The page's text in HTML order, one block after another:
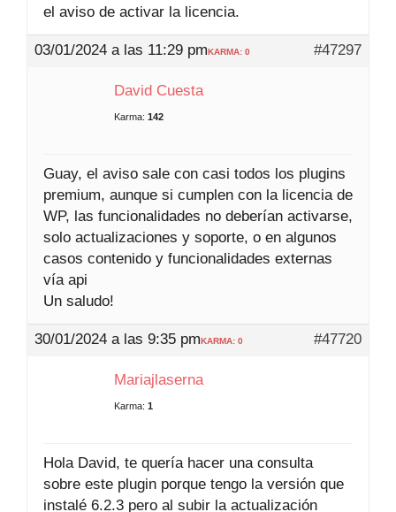
el aviso de activar la licencia.
03/01/2024 a las 11:29 pm #47297
KARMA: 0
David Cuesta
Karma: 142
Guay, el aviso sale con casi todos los plugins
premium, aunque si cumplen con la licencia de
WP, las funcionalidades no deberían activarse,
solo actualizaciones y soporte, o en algunos
casos contenido y funcionalidades externas
vía api
Un saludo!
30/01/2024 a las 9:35 pm #47720
KARMA: 0
Mariajlaserna
Karma: 1
Hola David, te quería hacer una consulta
sobre este plugin porque tengo la versión que
instalé 6.2.3 pero al subir la actualización